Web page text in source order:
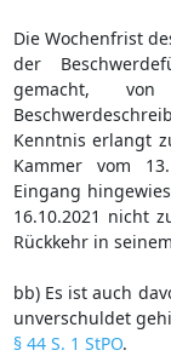
Die Wochenfrist
der
gemacht,
Kenntnis erlangt
Kammer vom
Eingang
16.10.2021 nicht
Rückkehr in
bb) Es ist auch
unverschuldet
§ 44 S. 1 StPO.